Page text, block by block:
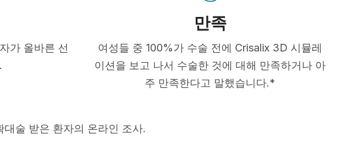
가 올바른 선
만족
여성들 중 100%가 수술 전에 Crisalix 3D 시뮬레
이션을 보고 나서 수술한 것에 대해 만족하거나 아
주 만족한다고 말했습니다.*
술 받은 환자의 온라인 조사.